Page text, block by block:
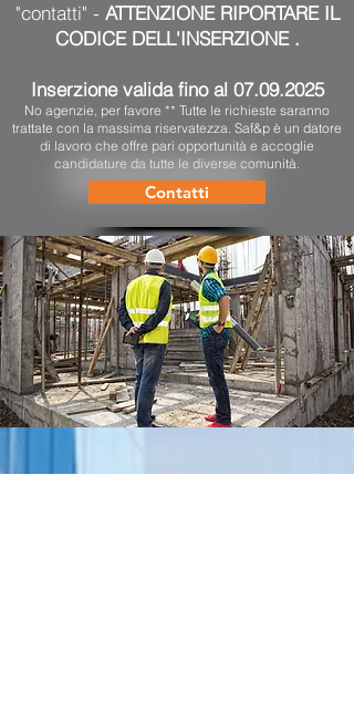
"contatti" - ATTENZIONE RIPORTARE IL
CODICE DELL'INSERZIONE .
Inserzione valida fino al 07.09.2025
No agenzie, per favore ** Tutte le richieste saranno
trattate con la massima riservatezza. Saf&p è un datore
di lavoro che offre pari opportunità e accoglie
candidature da tutte le diverse comunità.
Contatti